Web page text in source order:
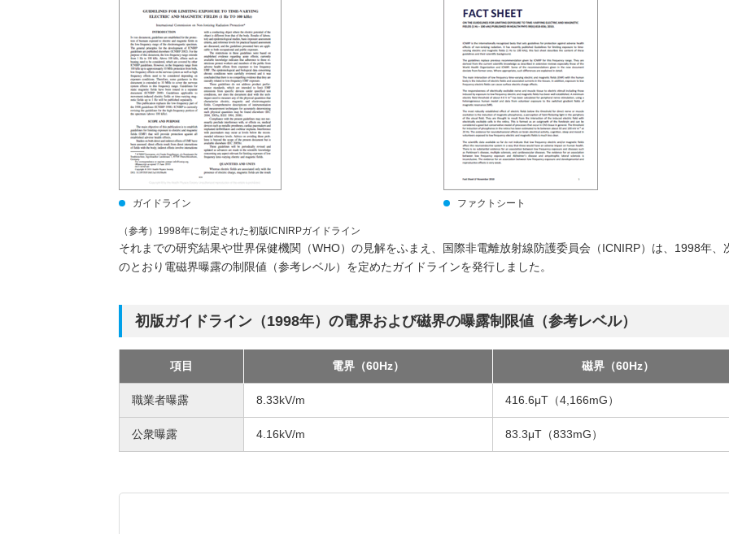
ガイドライン ファクトシート
（参考）1998年に制定された初版ICNIRPガイドライン
それまでの研究結果や世界保健機関（WHO）の見解をふまえ、国際非電離放射線防護委員会（ICNIRP）は、1998年、
のとおり電磁界曝露の制限値（参考レベル）を定めたガイドラインを発行しました。
初版ガイドライン（1998年）の電界および磁界の曝露制限値（参考レベル）
項目 電界（60Hz） 磁界（60Hz）
職業者曝露 8.33kV/m 416.6μT（4,166mG）
公衆曝露 4.16kV/m 83.3μT（833mG）